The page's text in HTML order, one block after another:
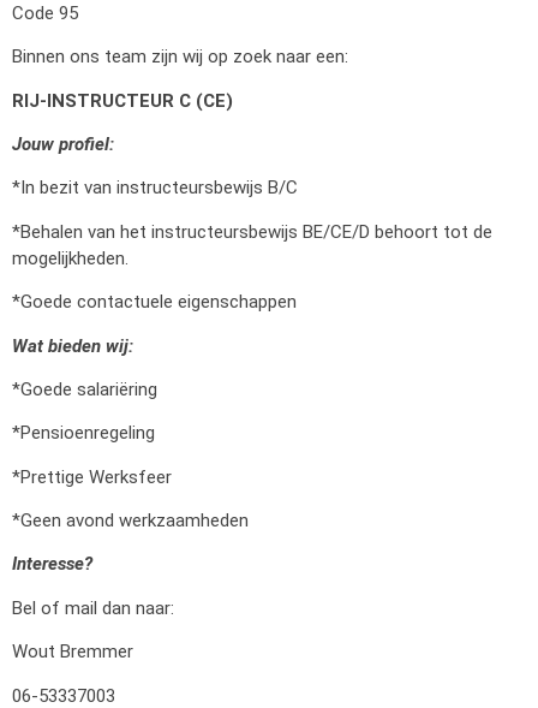
Code 95
Binnen ons team zijn wij op zoek naar een:
RIJ-INSTRUCTEUR C (CE)
Jouw profiel:
*In bezit van instructeursbewijs B/C
*Behalen van het instructeursbewijs BE/CE/D behoort tot de
mogelijkheden.
*Goede contactuele eigenschappen
Wat bieden wij:
*Goede salariëring
*Pensioenregeling
*Prettige Werksfeer
*Geen avond werkzaamheden
Interesse?
Bel of mail dan naar:
Wout Bremmer
06-53337003